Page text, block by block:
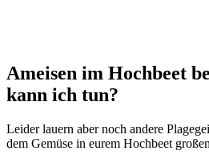
Ameisen im Hochbeet
kann ich tun?
Leider lauern aber noch andere
dem Gemüse in eurem Hochbeet